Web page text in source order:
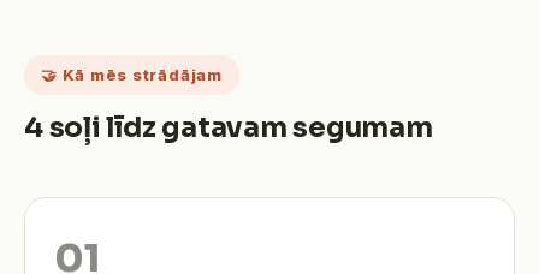
🤝 Kā mēs strādājam
4 soļi līdz gatavam segumam